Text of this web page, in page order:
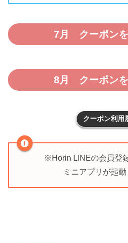
7月 クーポン
8月 クーポンを
クーポン利用
※Horin LINEの会員登
ミニアプリが起動